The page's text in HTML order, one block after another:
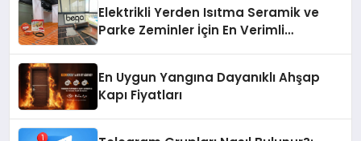
Elektrikli Yerden Isıtma Seramik ve
Parke Zeminler İçin En Verimli
En Uygun Yangına Dayanıklı Ahşap
Kapı Fiyatları